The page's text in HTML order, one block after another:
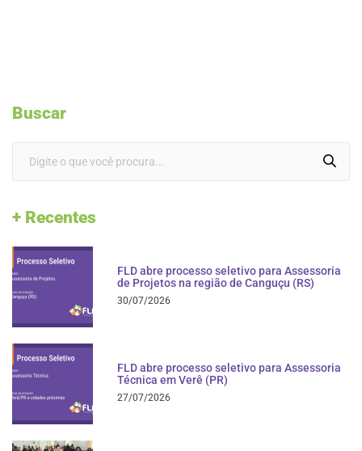
Buscar
+ Recentes
FLD abre processo seletivo para Assessoria
de Projetos na região de Canguçu (RS)
30/07/2026
FLD abre processo seletivo para Assessoria
Técnica em Verê (PR)
27/07/2026